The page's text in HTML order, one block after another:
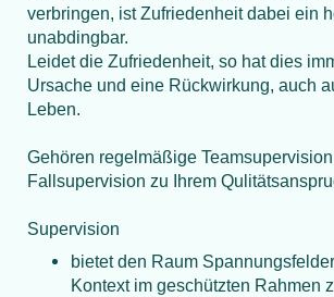
verbringen, ist Zufriedenheit dabei ein
unabdingbar.
Leidet die Zufriedenheit, so hat dies
Ursache und eine Rückwirkung, auch
Leben.
Gehören regelmäßige
Fallsupervision zu Ihrem
Supervision
bietet den Raum
Kontext im geschützten Rahmen